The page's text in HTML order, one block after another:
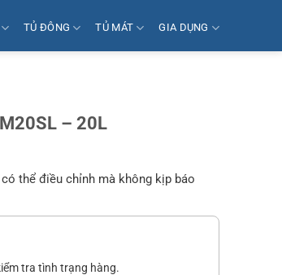
TỦ ĐÔNG TỦ MÁT GIA DỤNG
– 20L
thể điều chỉnh mà không kịp báo
tra tình trạng hàng.